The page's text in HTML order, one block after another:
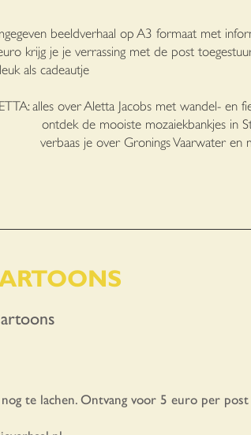
beeldverhaal op A3 formaat met
krijg je je verrassing met de post
als cadeautje
alles over Aletta Jacobs met wandel- en
de mooiste mozaiekbankjes in Stad
je over Gronings Vaarwater en
te lachen. Ontvang voor 5 euro per